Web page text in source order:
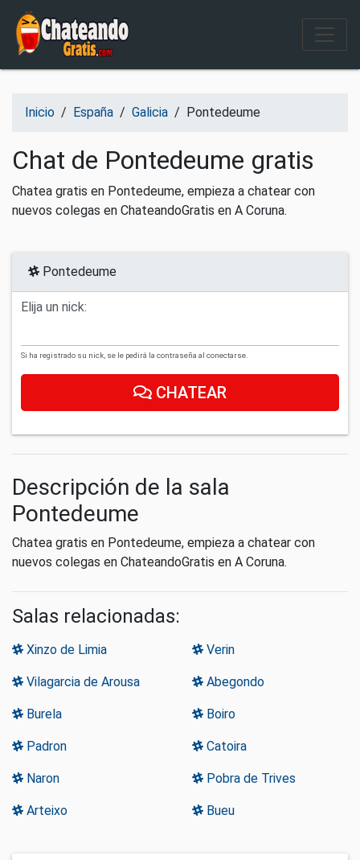
Salir del contenido
Inicio / España / Galicia / Pontedeume
Chat de Pontedeume gratis
Chatea gratis en Pontedeume, empieza a chatear con
nuevos colegas en ChateandoGratis en A Coruna.
Pontedeume
Elija un nick:
Si ha registrado su nick, se le pedirá la contraseña al conectarse.
CHATEAR
Descripción de la sala
Pontedeume
Chatea gratis en Pontedeume, empieza a chatear con
nuevos colegas en ChateandoGratis en A Coruna.
Salas relacionadas:
Xinzo de Limia Verin
Vilagarcia de Arousa Abegondo
Burela Boiro
Padron Catoira
Naron Pobra de Trives
Arteixo Bueu